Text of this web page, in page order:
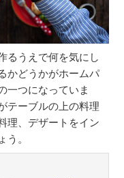
るうえで何を気にし
かどうかがホームパ
一つになっていま
テーブルの上の料理
理、デザートをイン
う。